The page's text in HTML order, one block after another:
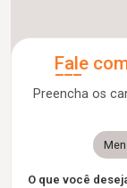
Fale
Preencha os
O que você